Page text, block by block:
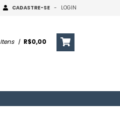
CADASTRE-SE - LOGIN
Itens | R$0,00